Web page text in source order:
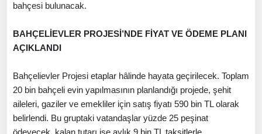
bahçesi bulunacak.
BAHÇELİEVLER PROJESİ’NDE FİYAT VE ÖDEME PLANI
AÇIKLANDI
Bahçelievler Projesi etaplar hâlinde hayata geçirilecek. Toplam
20 bin bahçeli evin yapılmasının planlandığı projede, şehit
aileleri, gaziler ve emekliler için satış fiyatı 590 bin TL olarak
belirlendi. Bu gruptaki vatandaşlar yüzde 25 peşinat
ödeyecek, kalan tutarı ise aylık 9 bin TL taksitlerle